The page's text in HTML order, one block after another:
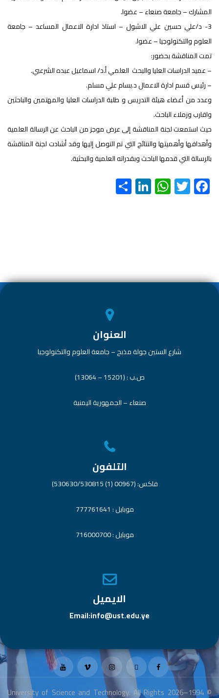
المشارك – جامعة صنعاء – عضوا.
3- د/علي حسين علي الاشول – استاذ ادارة الاعمال المساعد – جامعة
العلوم والتكنولوجيا – عضوا.
تمت المناقشة بحضور:
– عميد الدراسات العليا والبحث العلمي أ.د/ اسماعيل عبده الشرعبي.
– رئيس قسم ادارة الاعمال د.بسام علي مسلم.
وعدد من أعضاء هيئة التدريس و طلبة الدراسات العليا والمهتمين والباحثين
واقارب وزملاء الباحث.
حيث استمعت لجنة المناقشة إلى عرض موجز من الباحث عن الرسالة العلمية
وأهدافها وأهميتها والنتائج التي تم التوصل إليها وقد أشادت لجنة المناقشة
بالرسالة التي قدمها الباحث وبقدراته العلمية والبحثية.
F
ac
T
wi
W
h
p
Li
nk
العنوان
شارع الستين جولة مذبح – جامعة العلوم والتكنولوجيا
ص.ب : (15201 – 13064)
صنعاء – الجمهورية اليمنية
التلفون
فاكس: (00967 (1) 530630/530815)
موبايل : 777761641
موبايل : 716000700
الايميل
Email:info@ust.edu.ye
© 1994–2026 University of Science and Technology. All Rights